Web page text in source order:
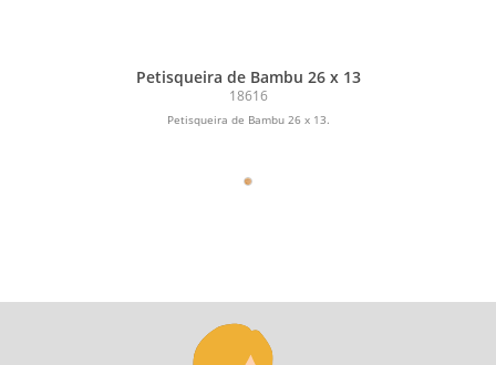
Petisqueira de Bambu 26 x 13
18616
Petisqueira de Bambu 26 x 13.